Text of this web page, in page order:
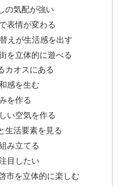
の気配が強い
表情が変わる
えが生活感を出す
を立体的に遊べる
カオスにある
感を生む
を作る
い空気を作る
生活要素を見る
み立てる
目したい
市を立体的に楽しむ